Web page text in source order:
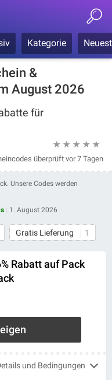
Kategorie
&
August 2026
für
★
★
★
★
★
überprüft vor 7 Tagen
Unsere Codes werden
: 1. August 2026
Gratis Lieferung 1
Rabatt auf Pack
und Bedingungen